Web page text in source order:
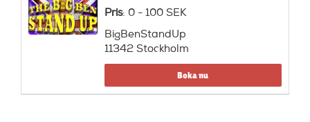
Pris: 0 - 100 SEK
BigBenStandUp
11342 Stockholm
Boka nu